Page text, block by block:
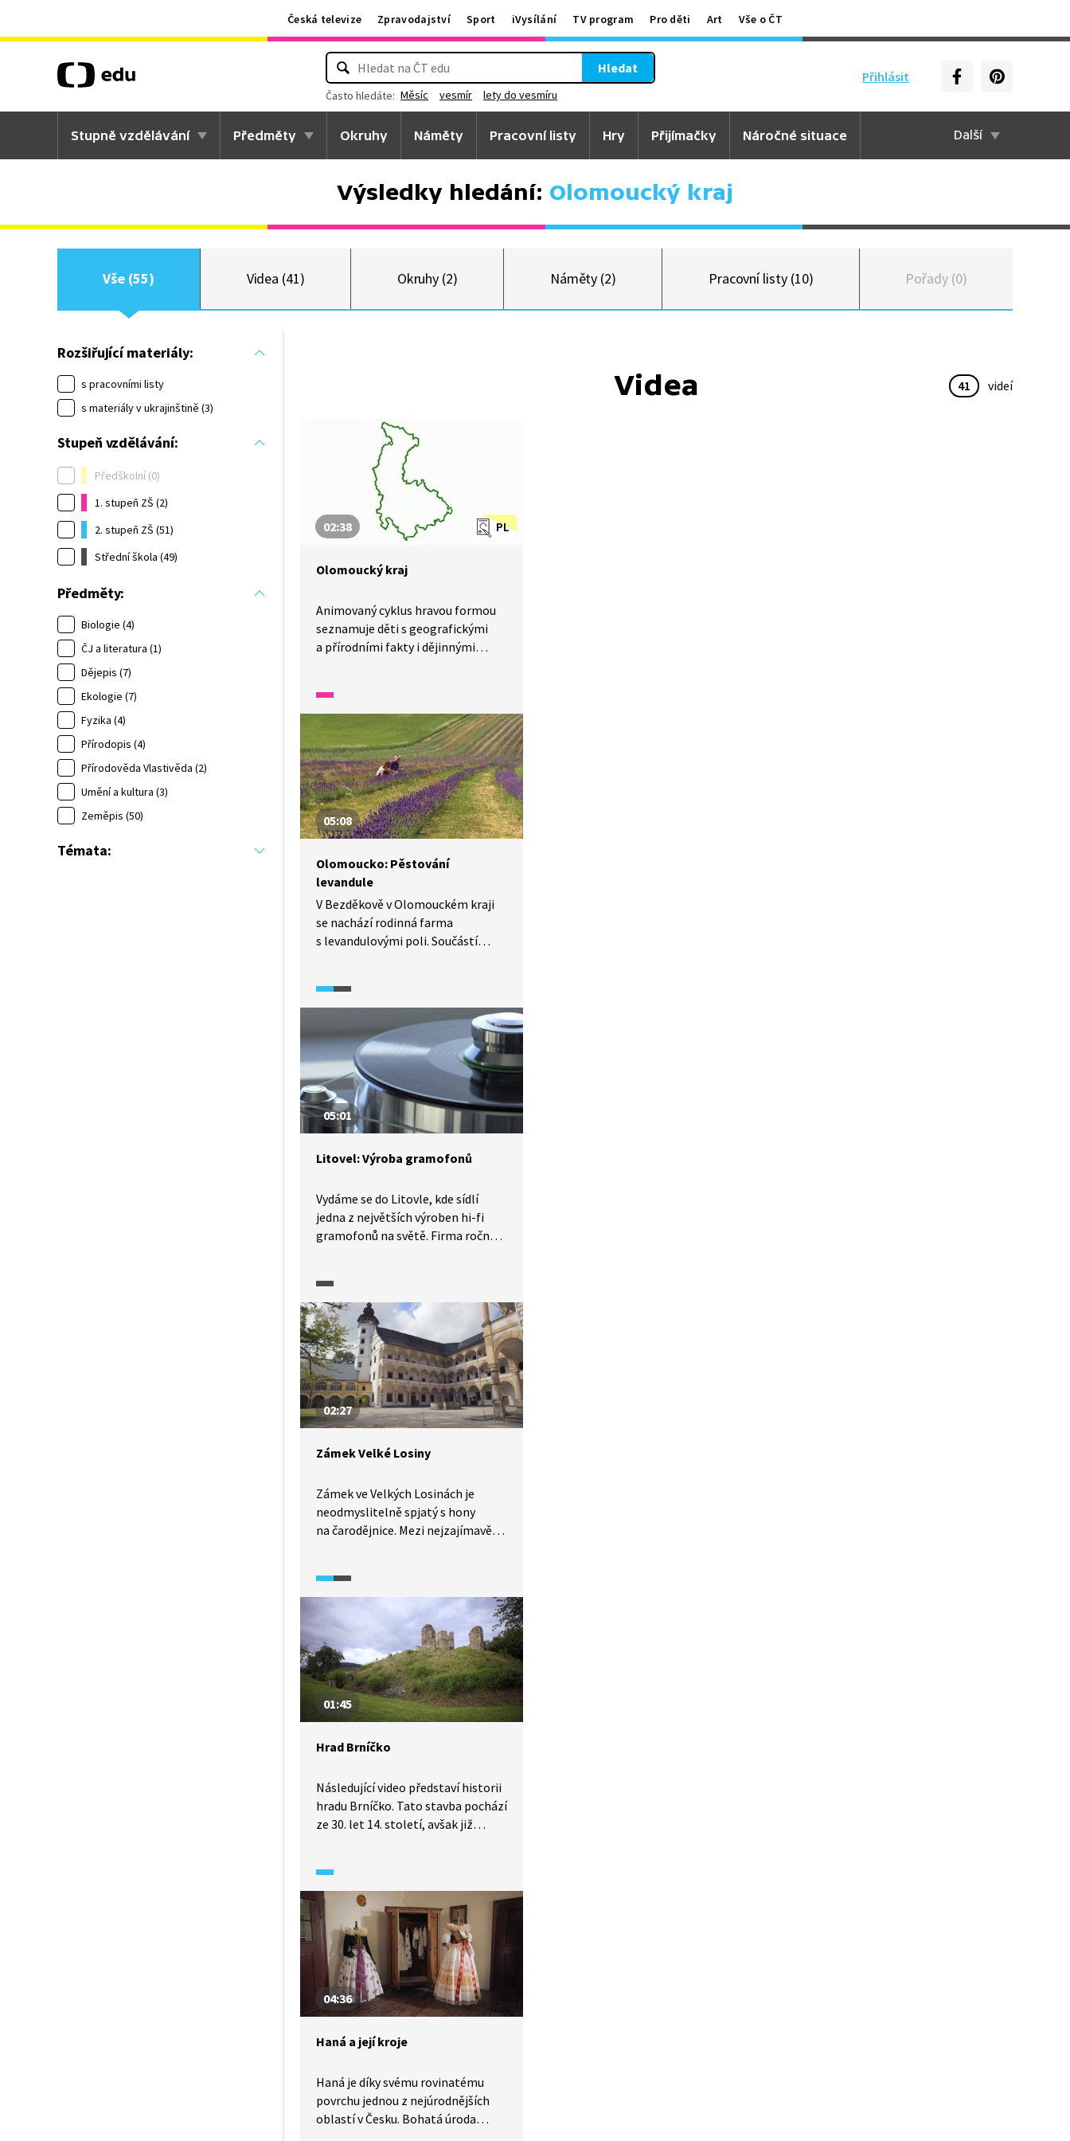
Česká televize Zpravodajství Sport iVysílání TV program Pro děti Art Vše o ČT
Přihlásit
Hledat
Často hledáte: Měsíc vesmír lety do vesmíru
Stupně vzdělávání Předměty Okruhy Náměty Pracovní listy Hry Přijímačky Náročné situace Další
Výsledky hledání: Olomoucký kraj
Vše (55) Videa (41) Okruhy (2) Náměty (2) Pracovní listy (10) Pořady (0)
Rozšiřující materiály:
s pracovními listy
s materiály v ukrajinštině (3)
Stupeň vzdělávání:
Předškolní (0)
1. stupeň ZŠ (2)
2. stupeň ZŠ (51)
Střední škola (49)
Předměty:
Biologie (4)
ČJ a literatura (1)
Dějepis (7)
Ekologie (7)
Fyzika (4)
Přírodopis (4)
Přírodověda Vlastivěda (2)
Umění a kultura (3)
Zeměpis (50)
Témata:
Videa 41 videí
PL
02:38
Olomoucký kraj
Animovaný cyklus hravou formou
seznamuje děti s geografickými
a přírodními fakty i dějinnými
05:08
Olomoucko: Pěstování
levandule
V Bezděkově v Olomouckém kraji
se nachází rodinná farma
s levandulovými poli. Součástí
rovněž provozují levandulovou
V ukázce uvidíme sklizeň
i zpracování a dozvíme se také
něco o historii pěstování
levandule.
05:01
Litovel: Výroba gramofonů
Vydáme se do Litovle, kde sídlí
jedna z největších výroben hi-fi
gramofonů na světě. Firma ročně
70 zemí po celém světě.
Prohlédneme si, jak probíhá
výrobní proces a jaké jsou jeho
nejnovější trendy.
02:27
Zámek Velké Losiny
Zámek ve Velkých Losinách je
neodmyslitelně spjatý s hony
na čarodějnice. Mezi nejzajímavější
interiérem z roku 1585, dále
místnost s portréty předků. Celý
zámek byl obklopen renesanční
zahradou vybudovanou Žerotíny,
poté změněnou v zahradu barokní.
Nyní se v okolí zámku nachází
anglický park vzniklý na popud
Lichtenštejnů.
01:45
Hrad Brníčko
Následující video představí historii
hradu Brníčko. Tato stavba pochází
ze 30. let 14. století, avšak již
Z Brníčka se tak postupně stala
romantická zřícenina. Nechybí jí
ani romantický příběh.
04:36
Haná a její kroje
Haná je díky svému rovinatému
povrchu jednou z nejúrodnějších
oblastí v Česku. Bohatá úroda